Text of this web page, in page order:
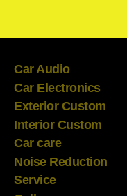
Car Audio
Car Electronics
Exterior Custom
Interior Custom
Car care
Noise Reduction
Service